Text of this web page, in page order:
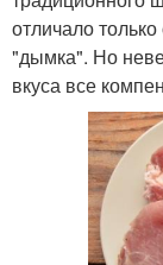
отличало
"дымка". Но
вкуса все